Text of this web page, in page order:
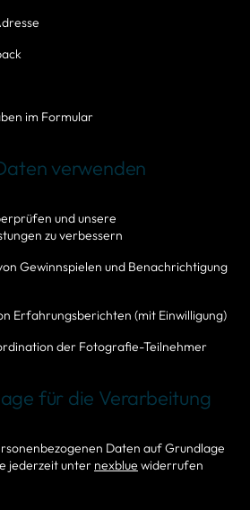
im Formular
verwenden
und unsere
zu verbessern
Gewinnspielen und Benachrichtigung
Erfahrungsberichten (mit Einwilligung)
der Fotografie-Teilnehmer
für die Verarbeitung
Daten auf Grundlage
jederzeit unter nexblue widerrufen